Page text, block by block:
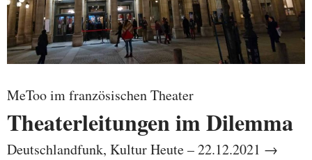
MeToo im französischen Theater
Theaterleitungen im Dilemma
Deutschlandfunk, Kultur Heute – 22.12.2021 →